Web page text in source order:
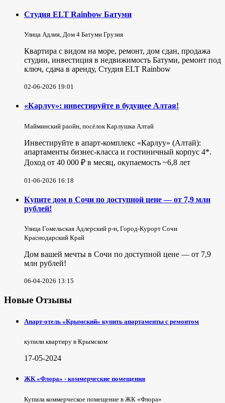
Студия ELT Rainbow Батуми
Улица Адлия, Дом 4 Батуми Грузия
Квартира с видом на море, ремонт, дом сдан, продажа
студии, инвестиция в недвижимость Батуми, ремонт под
ключ, сдача в аренду, Студия ELT Rainbow
02-06-2026 19:01
«Карлуу»: инвестируйте в будущее Алтая!
Майминский раойн, посёлок Карлушка Алтай
Инвестируйте в апарт-комплекс «Карлуу» (Алтай):
апартаменты бизнес-класса и гостиничный корпус 4*.
Доход от 40 000 ₽ в месяц, окупаемость ~6,8 лет
01-06-2026 16:18
Купите дом в Сочи по доступной цене — от 7,9 млн
рублей!
Улица Гомельская Адлерский р-н, Город-Курорт Сочи
Краснодарский Край
Дом вашей мечты в Сочи по доступной цене — от 7,9
млн рублей!
06-04-2026 13:15
Новые Отзывы
Апарт-отель «Крымский» купить апартаменты с ремонтом
купили квартиру в Крымском
17-05-2024
ЖК «Флора» - коммерческие помещения
Купила коммерческое помещение в ЖК «Флора»